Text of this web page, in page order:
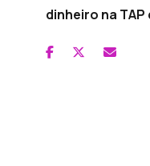
dinheiro na